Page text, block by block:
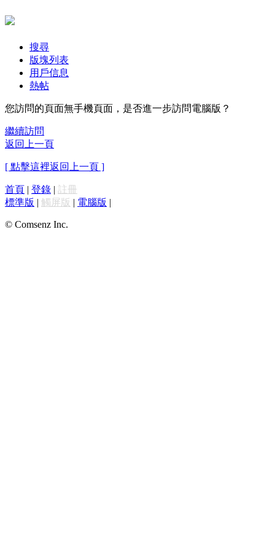
搜尋
版塊列表
用戶信息
熱帖
您訪問的頁面無手機頁面，是否進一步訪問電腦版？
繼續訪問
返回上一頁
[ 點擊這裡返回上一頁 ]
首頁 | 登錄 | 註冊
標準版 | 觸屏版 | 電腦版 |
© Comsenz Inc.